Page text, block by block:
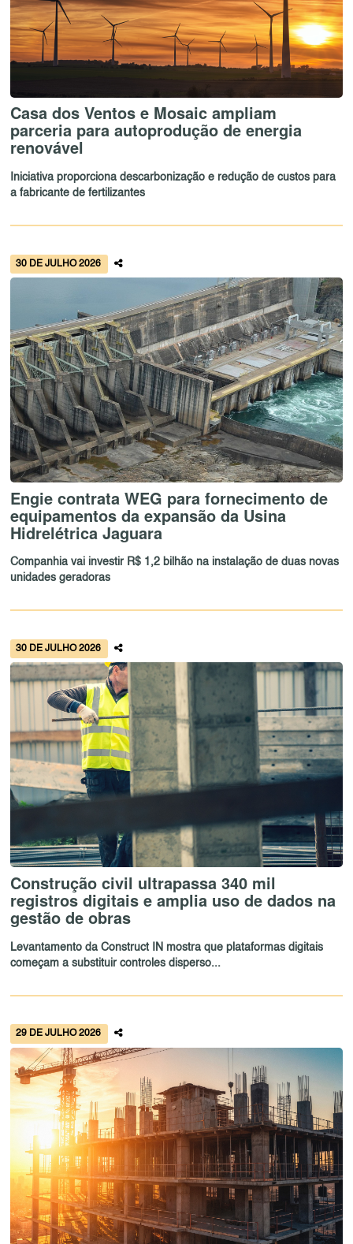
Casa dos Ventos e Mosaic ampliam
parceria para autoprodução de energia
renovável
Iniciativa proporciona descarbonização e redução de custos para
a fabricante de fertilizantes
30 DE JULHO 2026
Engie contrata WEG para fornecimento de
equipamentos da expansão da Usina
Hidrelétrica Jaguara
Companhia vai investir R$ 1,2 bilhão na instalação de duas novas
unidades geradoras
30 DE JULHO 2026
Construção civil ultrapassa 340 mil
registros digitais e amplia uso de dados na
gestão de obras
Levantamento da Construct IN mostra que plataformas digitais
começam a substituir controles disperso...
29 DE JULHO 2026